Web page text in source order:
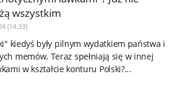
wszystkim
(14:33)
kiedyś były pilnym wydatkiem państwa i
memów. Teraz spełniają się w innej
w kształcie konturu Polski?...